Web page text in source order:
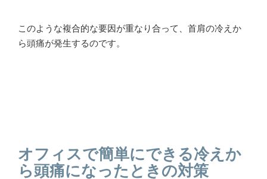
このような複合的な要因が重なり合って、首肩の冷えか
ら頭痛が発生するのです。
オフィスで簡単にできる冷えか
ら頭痛になったときの対策